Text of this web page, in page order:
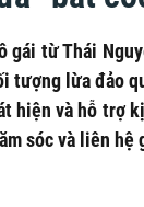
gái từ Thái
tượng lừa đảo
hiện và hỗ trợ
sóc và liên